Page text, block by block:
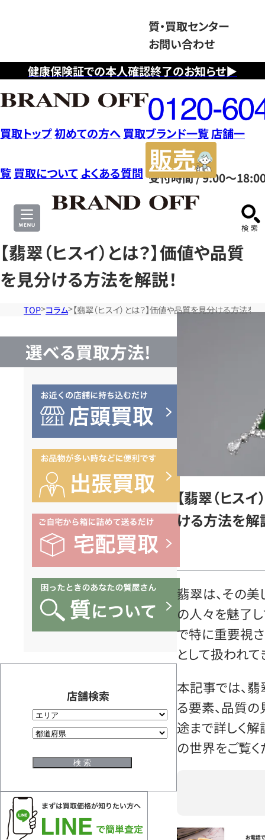
健康保険証での本人確認終了のお知らせ▶
質・買取センター
お問い合わせ
フ
リ
ー
ダ
イ
ヤ
ル
0120604117
受付時間 / 9:00～
買取トップ初めての方へ 買取ブランド一覧店舗一
覧 買取について よくある質問
サ
【翡翠（ヒスイ）とは？】価値や品質
を見分ける方法を解説！
TOP コラム 【翡翠（ヒスイ）とは？】価値や品質を見分ける方法を解
選べる買取方法!
店舗検索
【翡翠（ヒス
ける方法を解
翡翠は、その
の人々を魅了
で特に重要視
として扱われて
本記事では、
る要素、品質
途まで詳しく解
の世界をご覧く